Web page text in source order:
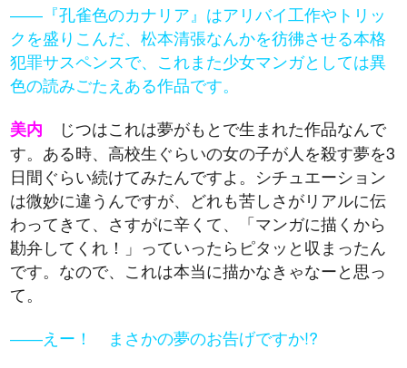
――『孔雀色のカナリア』はアリバイ工作やトリッ
クを盛りこんだ、松本清張なんかを彷彿させる本格
犯罪サスペンスで、これまた少女マンガとしては異
色の読みごたえある作品です。
美内 じつはこれは夢がもとで生まれた作品なんで
す。ある時、高校生ぐらいの女の子が人を殺す夢を3
日間ぐらい続けてみたんですよ。シチュエーション
は微妙に違うんですが、どれも苦しさがリアルに伝
わってきて、さすがに辛くて、「マンガに描くから
勘弁してくれ！」っていったらピタッと収まったん
です。なので、これは本当に描かなきゃなーと思っ
て。
――えー！ まさかの夢のお告げですか!?